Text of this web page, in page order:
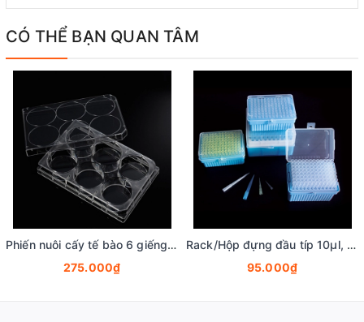
CÓ THỂ BẠN QUAN TÂM
Phiến nuôi cấy tế bào 6 giếng, tiệt trùng 1 cái/túi (Cell Culture Plates), mã 07-6006, Biologix-USA
275.000₫
Rack/Hộp đựng đầu típ 10µl, 200µl, 1000µl, 1250µl (Không gồm đầu típ), hãng Biologix
95.000₫